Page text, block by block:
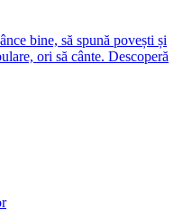
bine, să spună povești și
ori să cânte. Descoperă